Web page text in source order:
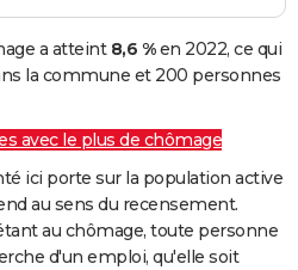
a atteint 8,6 %en 2022, ce qui
la commune et 200 personnes
avec le plus de chômage
ici porte sur la population active
au sens du recensement.
au chômage, toute personne
d'un emploi, qu'elle soit